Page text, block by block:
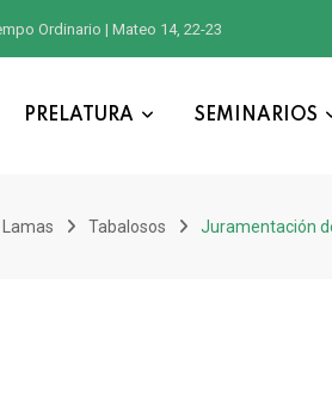
Apostólica del 11 al 17 de noviembre
PRELATURA SEMINARIOS
Tabalosos Juramentación